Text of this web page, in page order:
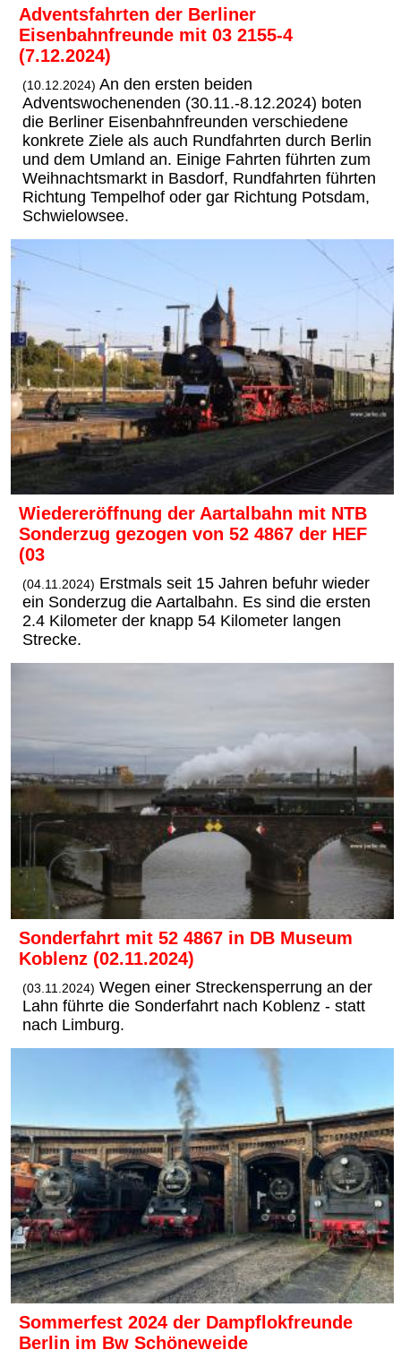
Adventsfahrten der Berliner
Eisenbahnfreunde mit 03 2155-4
(7.12.2024)
(10.12.2024) An den ersten beiden
Adventswochenenden (30.11.-8.12.2024) boten
die Berliner Eisenbahnfreunden verschiedene
konkrete Ziele als auch Rundfahrten durch Berlin
und dem Umland an. Einige Fahrten führten zum
Weihnachtsmarkt in Basdorf, Rundfahrten führten
Richtung Tempelhof oder gar Richtung Potsdam,
Schwielowsee.
Wiedereröffnung der Aartalbahn mit NTB
Sonderzug gezogen von 52 4867 der HEF
(03
(04.11.2024) Erstmals seit 15 Jahren befuhr wieder
ein Sonderzug die Aartalbahn. Es sind die ersten
2.4 Kilometer der knapp 54 Kilometer langen
Strecke.
Sonderfahrt mit 52 4867 in DB Museum
Koblenz (02.11.2024)
(03.11.2024) Wegen einer Streckensperrung an der
Lahn führte die Sonderfahrt nach Koblenz - statt
nach Limburg.
Sommerfest 2024 der Dampflokfreunde
Berlin im Bw Schöneweide